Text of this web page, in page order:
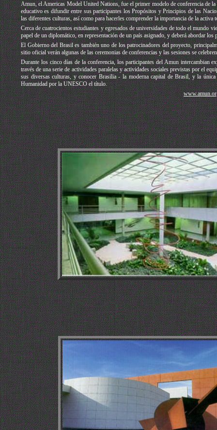
Amun,el Americas Model United Nations, fue el primer modelo de conferencia de
educativo es difundir entre sus participantes los Propósitos y Principios de las
las diferentes culturas, así como para hacerles comprender la importancia de la
Cerca de cuatrocientos estudiantes y egresados de universidades de todo el mundo
papel de un diplomático, en representación de un país asignado, y deberá abordar
El Gobierno del Brasil es también uno de los patrocinadores del proyecto,
sitio oficial verán algunas de las ceremonias de conferencias y las sesiones se
Durante los cinco días de la conferencia, los participantes del Amun intercambian
través de una serie de actividades paralelas y actividades sociales previstas por el
sus diversas culturas, y conocer Brasilia - la moderna capital de Brasil, y la
Humanidad por la UNESCO el título.